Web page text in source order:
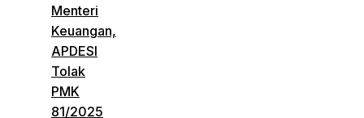
Menteri
Keuangan,
APDESI
Tolak
PMK
81/2025